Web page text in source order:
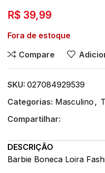
R$ 39,99
Fora de estoque
Compare
SKU: 027084929539
Categorias: Masculino ,
Compartilhar:
DESCRIÇÃO
Barbie Boneca Loira